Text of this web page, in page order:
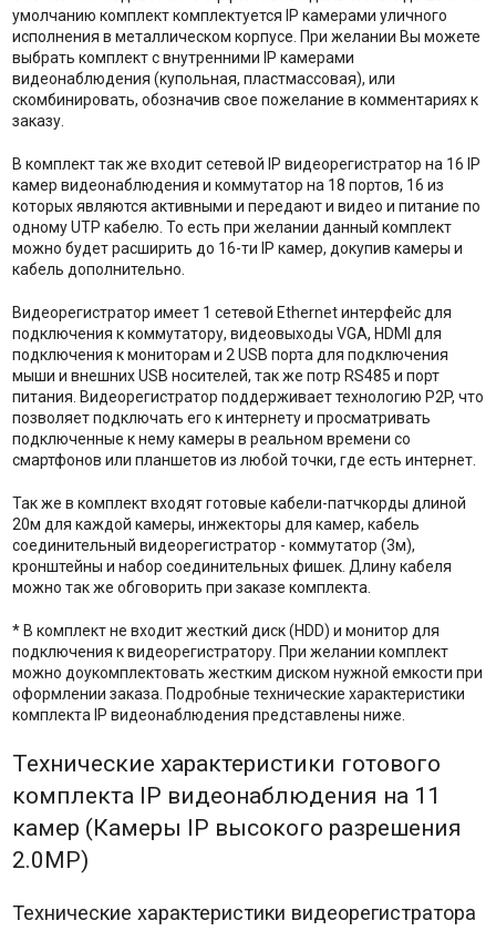
умолчанию комплект комплектуется IP камерами уличного
исполнения в металлическом корпусе. При желании Вы можете
выбрать комплект с внутренними IP камерами
видеонаблюдения (купольная, пластмассовая), или
скомбинировать, обозначив свое пожелание в комментариях к
заказу.
В комплект так же входит сетевой IP видеорегистратор на 16 IP
камер видеонаблюдения и коммутатор на 18 портов, 16 из
которых являются активными и передают и видео и питание по
одному UTP кабелю. То есть при желании данный комплект
можно будет расширить до 16-ти IP камер, докупив камеры и
кабель дополнительно.
Видеорегистратор имеет 1 сетевой Ethernet интерфейс для
подключения к коммутатору, видеовыходы VGA, HDMI для
подключения к мониторам и 2 USB порта для подключения
мыши и внешних USB носителей, так же потр RS485 и порт
питания. Видеорегистратор поддерживает технологию P2P, что
позволяет подключать его к интернету и просматривать
подключенные к нему камеры в реальном времени со
смартфонов или планшетов из любой точки, где есть интернет.
Так же в комплект входят готовые кабели-патчкорды длиной
20м для каждой камеры, инжекторы для камер, кабель
соединительный видеорегистратор - коммутатор (3м),
кронштейны и набор соединительных фишек. Длину кабеля
можно так же обговорить при заказе комплекта.
* В комплект не входит жесткий диск (HDD) и монитор для
подключения к видеорегистратору. При желании комплект
можно доукомплектовать жестким диском нужной емкости при
оформлении заказа. Подробные технические характеристики
комплекта IP видеонаблюдения представлены ниже.
Технические характеристики готового
комплекта IP видеонаблюдения на 11
камер (Камеры IP высокого разрешения
2.0MP)
Технические характеристики видеорегистратора